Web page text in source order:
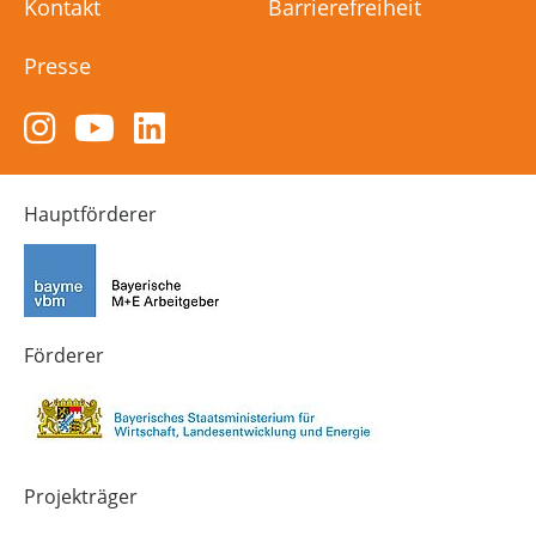
Kontakt Barrierefreiheit
Presse
Zum
Instagram-
Kanal
von
Technik-
in
Bayern
4.0
Zum
YouTube-
Kanal
von
LinkedIn-
Kanal
Hauptförderer
Förderer
Projekträger